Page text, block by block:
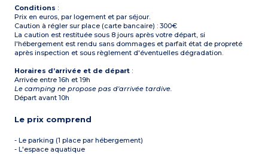
personnes
Conditions :
Prix en euros, par logement et par séjour.
Caution à régler sur place (carte bancaire) : 300€
La caution est restituée sous 8 jours après votre départ, si
l'hébergement est rendu sans dommages et parfait état de propreté
après inspection et sous règlement d'éventuelles dégradation.
Horaires d’arrivée et de départ :
Arrivée entre 16h et 19h
Le camping ne propose pas d'arrivée tardive.
Départ avant 10h
Le prix comprend
- Le parking (1 place par hébergement)
- L'espace aquatique